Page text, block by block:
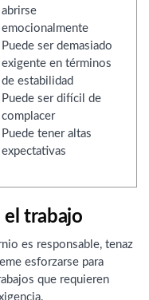
abrirse
emocionalmente
Puede ser demasiado
exigente en términos
de estabilidad
Puede ser difícil de
complacer
Puede tener altas
expectativas
el trabajo
es responsable, tenaz
esforzarse para
que requieren